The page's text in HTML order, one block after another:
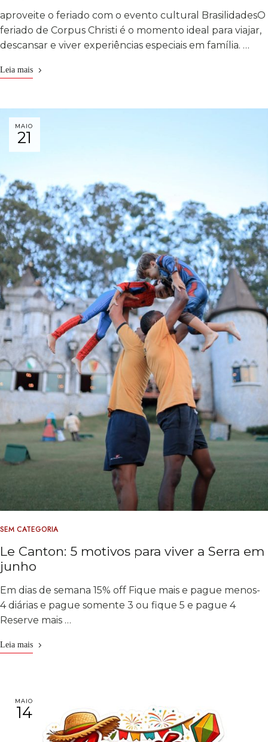
aproveite o feriado com o evento cultural BrasilidadesO
feriado de Corpus Christi é o momento ideal para viajar,
descansar e viver experiências especiais em família. …
Leia mais
MAIO
21
SEM CATEGORIA
Le Canton: 5 motivos para viver a Serra em
junho
Em dias de semana 15% off Fique mais e pague menos-
4 diárias e pague somente 3 ou fique 5 e pague 4
Reserve mais …
Leia mais
MAIO
14